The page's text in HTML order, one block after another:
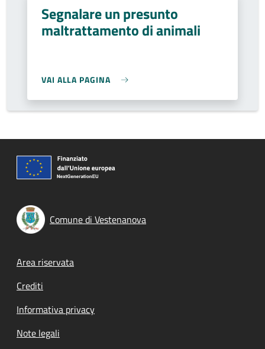
Segnalare un presunto
maltrattamento di animali
VAI ALLA PAGINA
Comune di Vestenanova
Footer menu
Area riservata
Crediti
Informativa privacy
Note legali